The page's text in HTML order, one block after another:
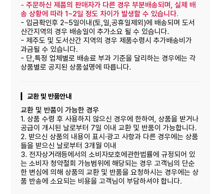
-주문하신 제품의 판매자가 다른 경우 부분배송되며, 실제 배
송 상황에 따라 1~2일 정도 차이가 발생할 수 있습니다.
- 입금확인후 2~5일이내(토,일,공휴일제외)에 배송되며 도서
산간지역의 경우 배송일이 추가소요 될 수 있습니다.
- 제주도 및 도서산간 지역의 경우 제품수령시 추가배송비가
과금될 수 있습니다.
- 단,특정 업체별로 배송료 부과 기준을 달리하는 경우에는 각
상품별로 공지된 상품설명에 따릅니다.
교환 및 반품안내
교환 및 반품이 가능한 경우
1. 상품 수령 후 사용하지 않으신 경우에 한하여, 상품을 받거나
공급이 개시된 날로부터 7일 이내 교환 및 반품이 가능합니다.
2. 받으신 상품의 내용이 표시·광고 사항과 다른 경우에는 상품
들을 받으신 날로부터 3개월 이내
3. 전자상거래등에서의 소비자보호에관한법률에 규정되어 있
는 소비자 청약철회 가능범위에 해당되는 경우 고객님의 단순
한 변심에 의해 상품의 교환 및 반품을 요청하시는 경우에는 상
품 반송에 소요되는 비용을 고객님이 부담하셔야 합니다.